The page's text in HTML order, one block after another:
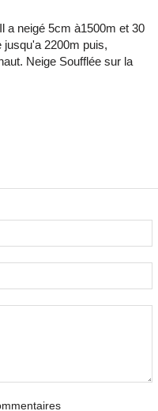
a neigé 5cm à1500m et 30
2200m puis,
Neige Soufflée sur la